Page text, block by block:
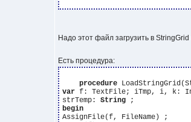
Надо этот файл загрузить в
Есть процедура:
procedure
var f: TextFile; iTmp, i, k:
strTemp: String
begin
AssignFile(f, FileName) ;